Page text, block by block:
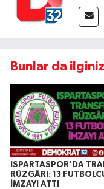
Bunlar da
ISPARTASPOR'DA
RÜZGÂRI: 13
İMZAYI ATTI